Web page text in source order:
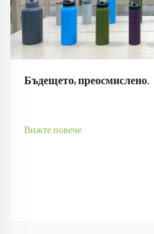
Бъдещето, преосмислено.
Вижте повече